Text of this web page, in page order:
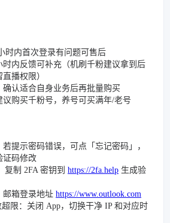
时内首次登录有问题可售后
时内反馈可补充（机刷千粉建议拿到后
播权限）
确认适合自身业务后再批量购买
议购买千粉号，养号可买满年/老号
提示密码错误，可点「忘记密码」，
证码修改
复制 2FA 密钥到 https://2fa.help 生成验
邮箱登录地址 https://www.outlook.com
限：关闭 App，切换干净 IP 和对应时